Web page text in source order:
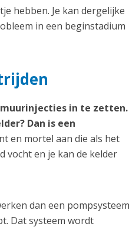
hebben. Je kan dergelijke
in een beginstadium
in te zetten.
Dan is een
en mortel aan die als het
vocht en je kan de kelder
dan een pompsysteem
Dat systeem wordt